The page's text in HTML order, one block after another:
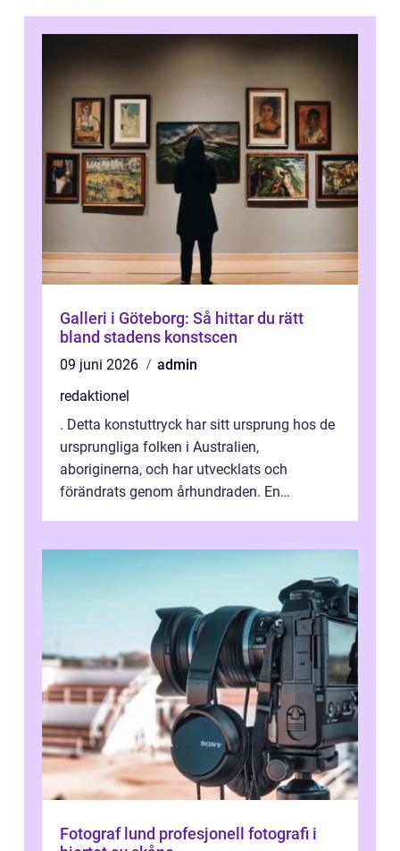
Galleri i Göteborg: Så hittar du rätt
bland stadens konstscen
09 juni 2026
admin
redaktionel
. Detta konstuttryck har sitt ursprung hos de
ursprungliga folken i Australien,
aboriginerna, och har utvecklats och
förändrats genom århundraden. En
Fotograf lund profesjonell fotografi i